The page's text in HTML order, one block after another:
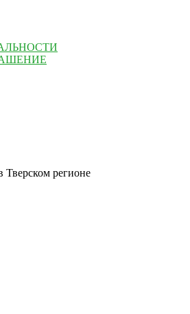
Тверском регионе